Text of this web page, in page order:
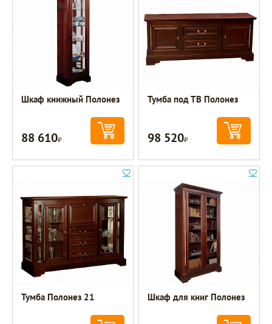
Шкаф книжный Полонез
88 610Р
Тумба под ТВ Полонез
98 520Р
Тумба Полонез 21 Шкаф для книг Полонез